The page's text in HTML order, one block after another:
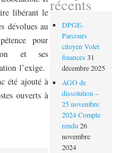
libérant le
dévolues au
pour
et ses
l’exige.
été ajouté à
ouverts à
récents
DPGE-
Parcours
citoyen Volet
finances 31
décembre 2025
AGO de
dissolution –
25 novembre
2024 Compte
rendu 26
novembre
2024